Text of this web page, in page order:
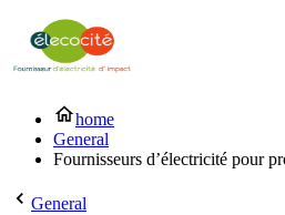
home
General
Fournisseurs d’électricité pour
General